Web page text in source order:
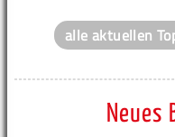
alle aktuellen
Neues